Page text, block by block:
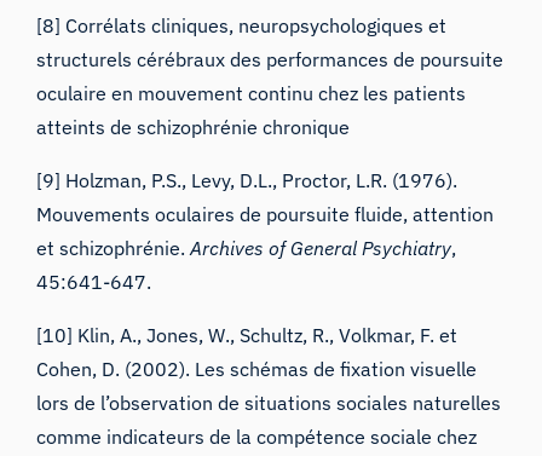
[8] Corrélats cliniques, neuropsychologiques et
structurels cérébraux des performances de poursuite
oculaire en mouvement continu chez les patients
atteints de schizophrénie chronique
[9] Holzman, P.S., Levy, D.L., Proctor, L.R. (1976).
Mouvements oculaires de poursuite fluide, attention
et schizophrénie.Archives of General Psychiatry,
45:641-647.
[10] Klin, A., Jones, W., Schultz, R., Volkmar, F. et
Cohen, D. (2002). Les schémas de fixation visuelle
lors de l’observation de situations sociales naturelles
comme indicateurs de la compétence sociale chez